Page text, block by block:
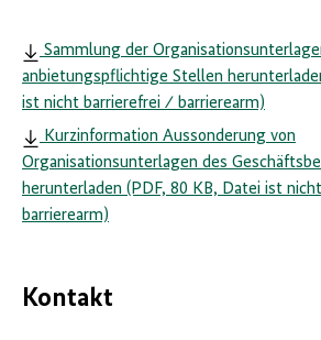
Sammlung der
anbietungspflichtige Stellen
ist nicht barrierefrei ⁄ barrierearm)
Kurzinformation Aussonderung von
Organisationsunterlagen des
herunterladen (PDF, 80 KB, Datei ist
barrierearm)
Kontakt